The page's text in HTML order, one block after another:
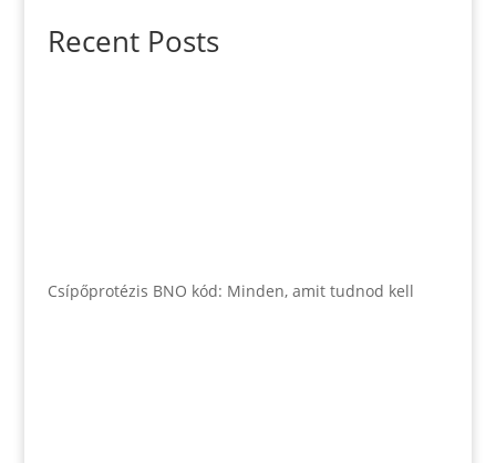
Recent Posts
Csípőprotézis BNO kód: Minden, amit tudnod kell